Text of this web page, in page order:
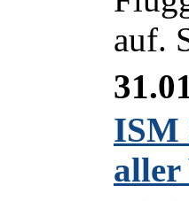
auf.
ISM
aller